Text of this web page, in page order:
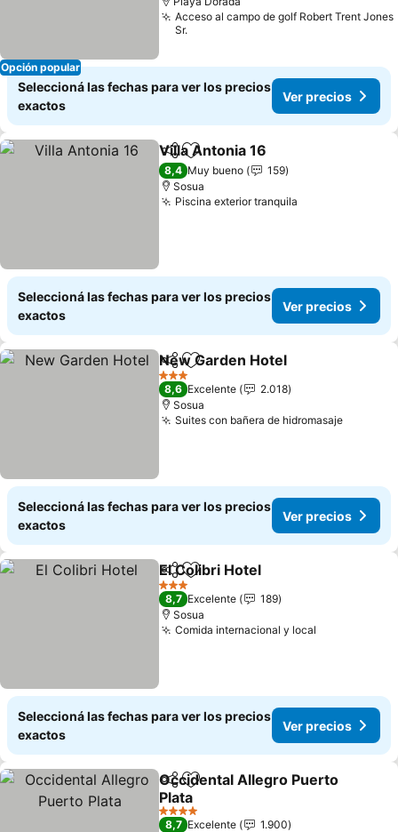
Opción popular
Acceso al campo de golf Robert Trent Jones
Sr.
Seleccioná las fechas para ver los precios
exactos
Ver precios
CompartirAñadir a favoritos
Villa Antonia 16
8,4 Muy bueno
159
Sosua
Piscina exterior tranquila
Seleccioná las fechas para ver los precios
exactos
Ver precios
CompartirAñadir a favoritos
New Garden Hotel
3 Estrellas
8,6 Excelente
2.018
Sosua
Suites con bañera de hidromasajeVer
Seleccioná las fechas para ver los precios
exactos
Ver precios
CompartirAñadir a favoritos
El Colibri Hotel
3 Estrellas
8,7 Excelente
189
Sosua
Comida internacional y local
Seleccioná las fechas para ver los precios
exactos
Ver precios
CompartirAñadir a favoritos
Occidental Allegro Puerto
Plata
Ver precios
4 Estrellas
8,7 Excelente
1.900